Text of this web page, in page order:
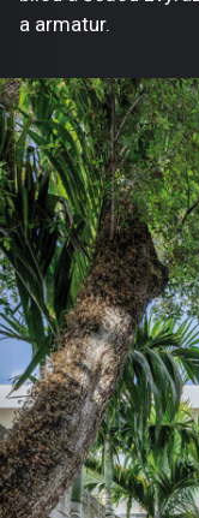
a armatur.